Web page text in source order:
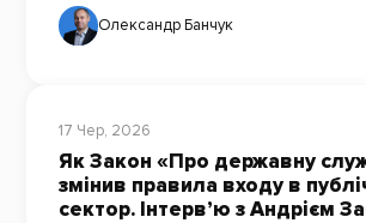
Олександр Банчук
17 Чер, 2026
Як Закон «Про державну
змінив правила входу в
сектор. Інтерв’ю з Андрієм